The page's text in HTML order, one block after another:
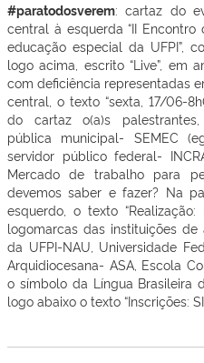
#paratodosverem: cartaz do
central à esquerda “II
educação especial da UFPI”,
logo acima, escrito “Live”, em
com deficiência representadas
central, o texto “sexta, 17/06-
do cartaz o(a)s
pública municipal- SEMEC
servidor público federal-
Mercado de trabalho para
devemos saber e fazer? Na
esquerdo, o texto
logomarcas das instituições
da UFPI-NAU, Universidade
Arquidiocesana- ASA, Escola
o símbolo da Língua Brasileira
logo abaixo o texto “Inscrições: